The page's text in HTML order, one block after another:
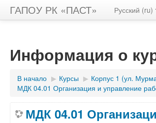
ГАПОУ РК «ПАСТ» Русский ‎(ru)‎
Информация о
В начало ▶︎ Курсы ▶︎ Корпус 1 (ул.
МДК 04.01 Организация и управление
МДК 04.01